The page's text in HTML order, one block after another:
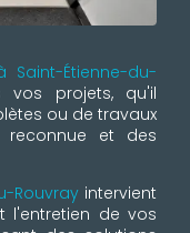
Étienne-du-
projets, qu'il
ou de travaux
reconnue et des
Rouvrayintervient
l'entretien de vos